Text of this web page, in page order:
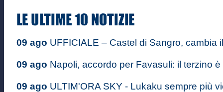
09 ago UFFICIALE – Castel di Sangro, cambia
09 ago Napoli, accordo per Favasuli: il terzino è
09 ago ULTIM'ORA SKY - Lukaku sempre più